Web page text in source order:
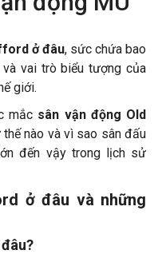
ở đâu, sức chứa bao
vai trò biểu tượng của
giới.
mắc sân vận động Old
nào và vì sao sân đấu
đến vậy trong lịch sử
ở đâu và những